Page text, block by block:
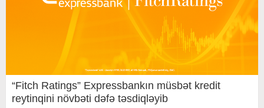
“Fitch Ratings” Expressbankın müsbət kredit
reytinqini növbəti dəfə təsdiqləyib